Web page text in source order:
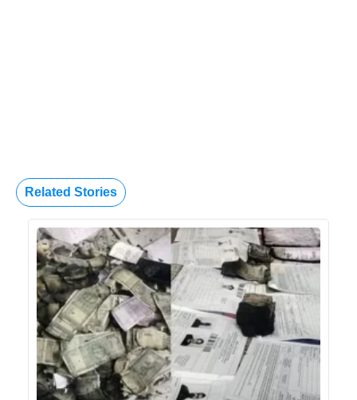
Related Stories